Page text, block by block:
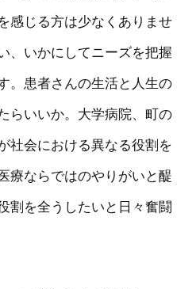
感じる方は少なくありませ
、いかにしてニーズを把握
。患者さんの生活と人生の
らいいか。大学病院、町の
社会における異なる役割を
療ならではのやりがいと醍
割を全うしたいと日々奮闘